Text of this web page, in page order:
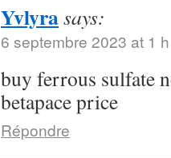
Yvlyrasays:
6 septembre 2023 at 1
buy ferrous sulfate
betapace price
Répondre